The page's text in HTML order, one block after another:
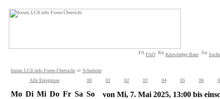
FAQ Knowledge Base
forum.LC8.info Foren-Übersicht -> Scheduler
Alle Ereignisse
00 01 02 03 04 05 06
Mo Di Mi Do Fr Sa So von Mi, 7. Mai 2025, 13:00 bis